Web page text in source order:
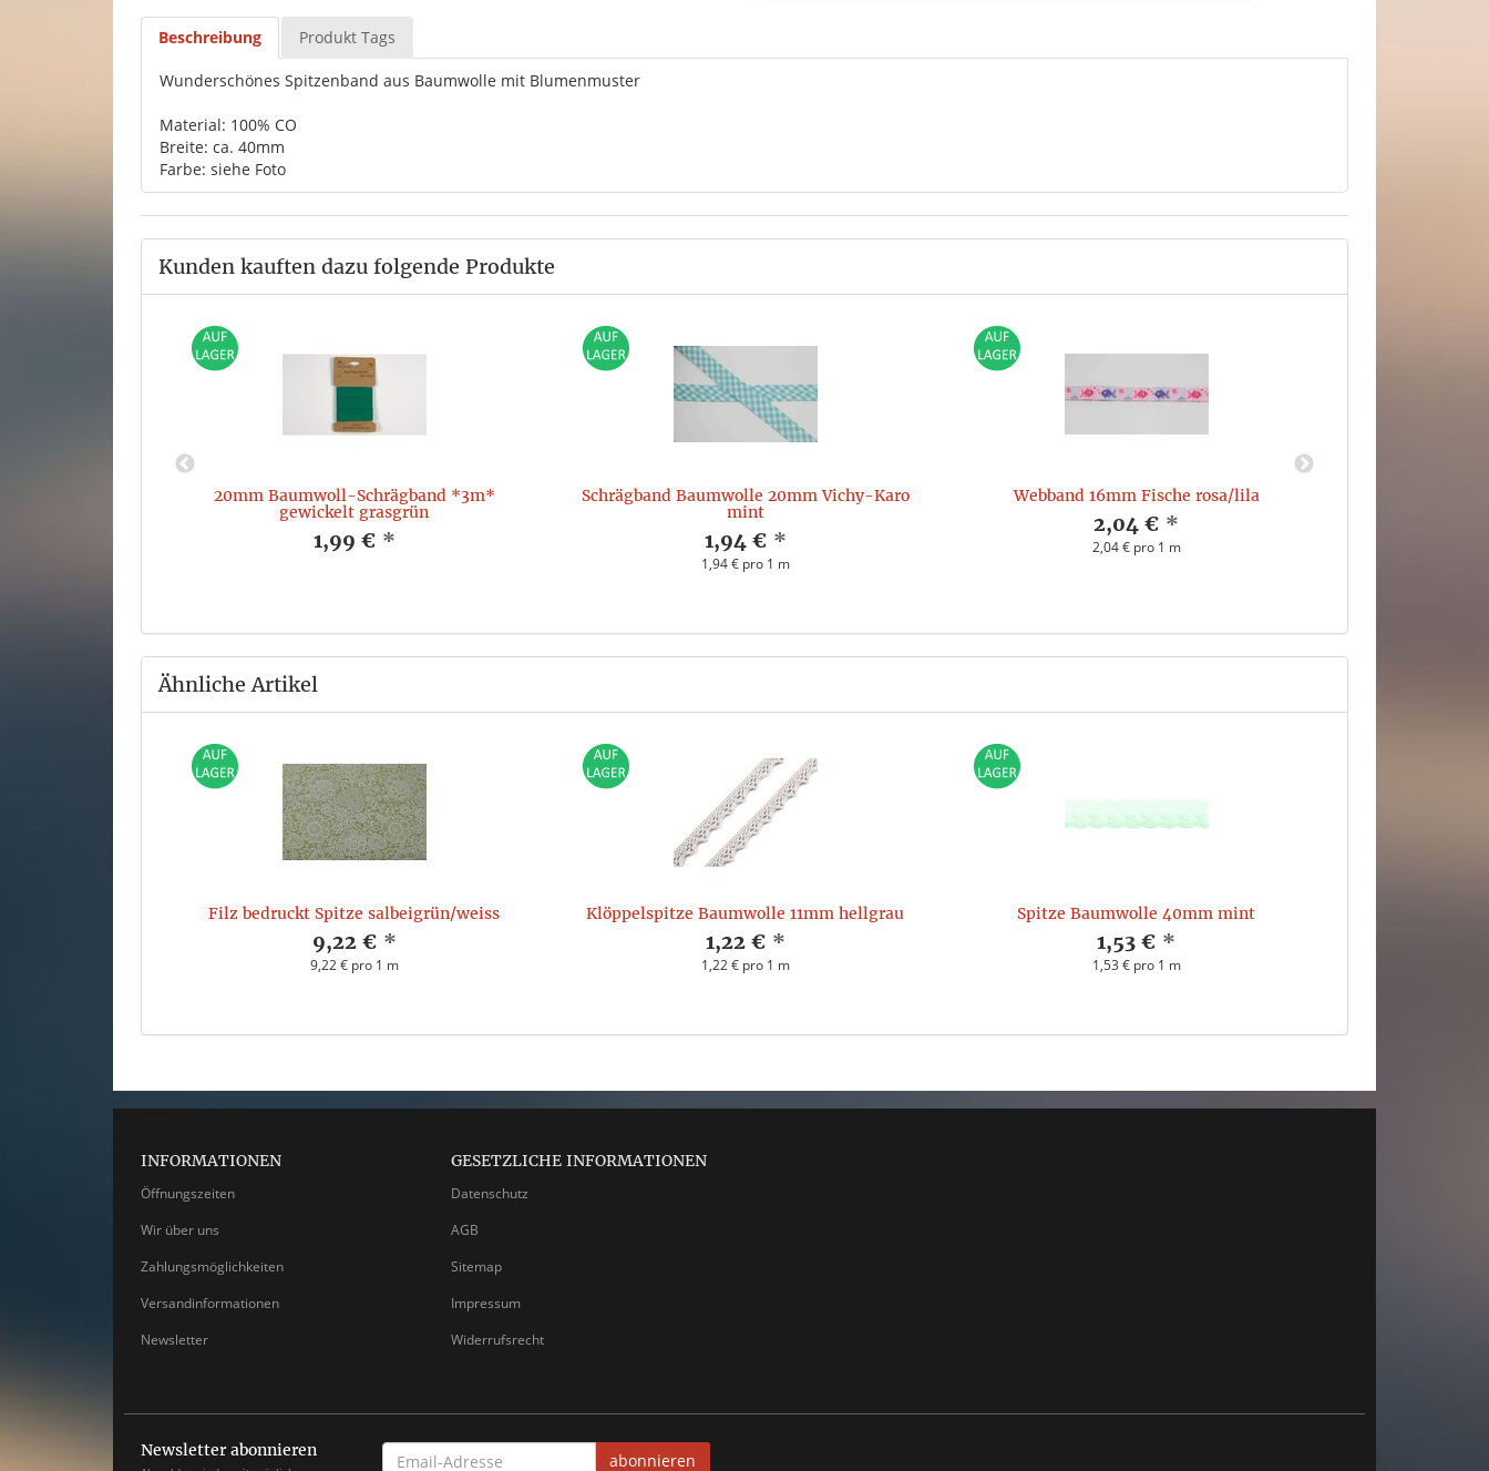
Beschreibung Produkt Tags
Wunderschönes Spitzenband aus Baumwolle mit Blumenmuster
Material: 100% CO
Breite: ca. 40mm
Farbe: siehe Foto
Kunden kauften dazu folgende Produkte
20mm Baumwoll-Schrägband *3m*
gewickelt grasgrün
1,99 € *
Schrägband Baumwolle 20mm Vichy-Karo
mint
1,94 € *
1,94 € pro 1 m
Webband 16mm Fische rosa/lila
2,04 € *
2,04 € pro 1 m
Ähnliche Artikel
Filz bedruckt Spitze salbeigrün/weiss
9,22 € *
9,22 € pro 1 m
Klöppelspitze Baumwolle 11mm hellgrau
1,22 € *
1,22 € pro 1 m
Spitze Baumwolle 40mm mint
1,53 € *
1,53 € pro 1 m
INFORMATIONEN
Öffnungszeiten
Wir über uns
Zahlungsmöglichkeiten
Versandinformationen
Newsletter
GESETZLICHE INFORMATIONEN
Datenschutz
AGB
Sitemap
Impressum
Widerrufsrecht
Newsletter abonnieren
EMAIL-
abonnieren